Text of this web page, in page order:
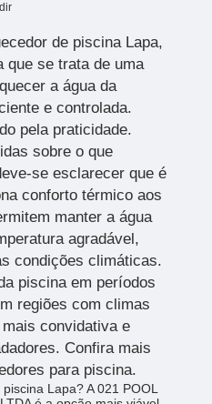
de piscina Lapa,
que se trata de uma
a água da
e controlada.
pela praticidade.
sobre o que
se esclarecer que é
conforto térmico aos
manter a água
agradável,
condições climáticas.
piscina em períodos
regiões com climas
convidativa e
Confira mais
para piscina.
Lapa? A 021 POOL